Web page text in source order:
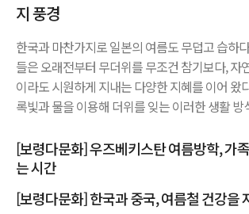
지 풍경
한국과 마찬가지로 일본의 여름도 무덥고 습하
들은 오래전부터 무더위를 무조건 참기보다, 자
이라도 시원하게 지내는 다양한 지혜를 이어 왔
록빛과 물을 이용해 더위를 잊는 이러한 생활
이나 가게 처마 밑에는 '후우린(바람의 종)' 이 걸
수 있다. 후우린은 바람이 불면 맑고 청아한 소리
[보령다문화] 우즈베키스탄 여름방학, 가
는 시간
[보령다문화] 한국과 중국, 여름철 건강을